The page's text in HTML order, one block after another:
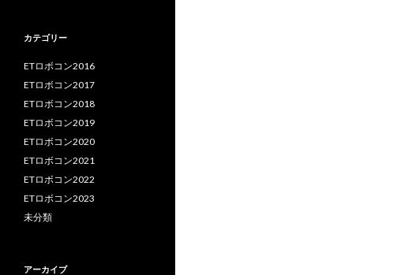
カテゴリー
ETロボコン2016
ETロボコン2017
ETロボコン2018
ETロボコン2019
ETロボコン2020
ETロボコン2021
ETロボコン2022
ETロボコン2023
未分類
アーカイブ